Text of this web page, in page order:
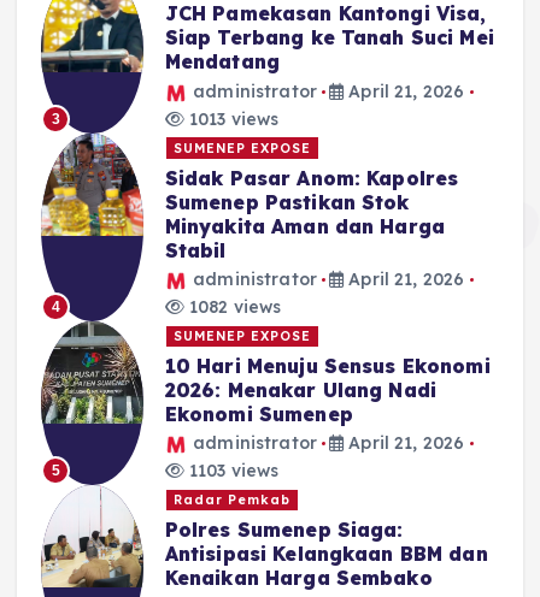
3
JCH Pamekasan Kantongi Visa,
Siap Terbang ke Tanah Suci Mei
Mendatang
administrator
April 21, 2026
1013 views
4
SUMENEP EXPOSE
Sidak Pasar Anom: Kapolres
Sumenep Pastikan Stok
Minyakita Aman dan Harga
Stabil
administrator
April 21, 2026
1082 views
5
SUMENEP EXPOSE
10 Hari Menuju Sensus Ekonomi
2026: Menakar Ulang Nadi
Ekonomi Sumenep
administrator
April 21, 2026
1103 views
Radar Pemkab
Polres Sumenep Siaga:
Antisipasi Kelangkaan BBM dan
Kenaikan Harga Sembako